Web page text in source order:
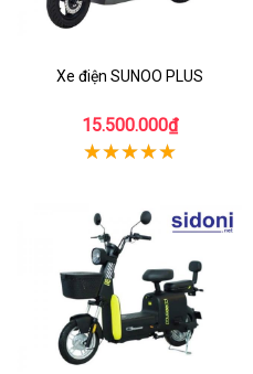
Xe điện SUNOO PLUS
15.500.000₫